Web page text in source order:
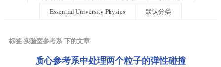
Essential University Physics
默认分类
标签 实验室参考系 下的文章
质心参考系中处理两个粒子的弹性碰撞